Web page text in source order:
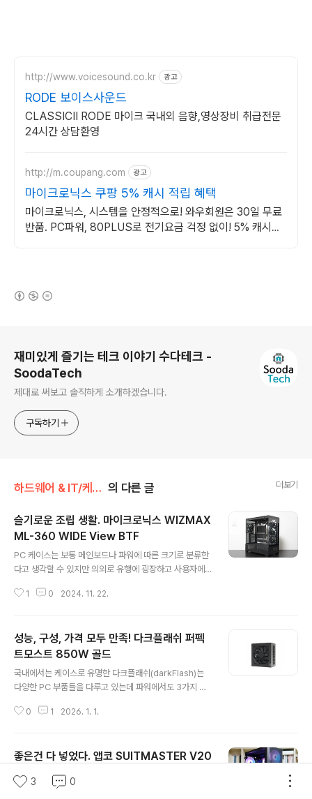
http://www.voicesound.co.kr 광고
RODE 보이스사운드
CLASSICII RODE 마이크 국내외 음향,영상장비 취급전문
24시간 상담환영
http://m.coupang.com 광고
마이크로닉스 쿠팡 5% 캐시 적립 혜택
마이크로닉스, 시스템을 안정적으로! 와우회원은 30일 무료
반품. PC파워, 80PLUS로 전기요금 걱정 없이! 5% 캐시적
재미있게 즐기는 테크 이야기 수다테크 -
SoodaTech
제대로 써보고 솔직하게 소개하겠습니다.
구독하기
하드웨어 & IT/케이스, 파워 의 다른 글 더보기
슬기로운 조립 생활. 마이크로닉스 WIZMAX
ML-360 WIDE View BTF
PC 케이스는 보통 메인보드나 파워에 따른 크기로 분류한
다고 생각할 수 있지만 의외로 유행에 굉장하고 사용자에
전부터는 어항 케이스라고 부르는 전면과 측면을 바로 확
케이스가 빠르게 유행이 되고 있습니다. BTF는 해당 규격
을 모두 만족하는 메인보드와 케이스를 같이 사용해야 하
지만 시스템 조립 난이도뿐 아니라 전체적인 퀄리티(완성
도)를 더욱 높일 수 있습니다. ML-360 WIDE View B
TF는 크기상 미들타워로 분류가 되지만 박스 크기가 제법
큰 편이라 처음에는 조금 놀랐습니다. (그만큼 케이스 크기
1 0 2024. 11. 22.
성능, 구성, 가격 모두 만족! 다크플래쉬 퍼펙
트모스트 850W 골드
국내에서는 케이스로 유명한 다크플래쉬(darkFlash)는
다양한 PC 부품들을 다루고 있는데 파워에서도 3가지 라
소개하는 퍼펙트모스트(PERFECTMOST)는 뛰어난 성
이 80Plus 골드, 풀 모듈러, ATX3.1, PCIe5.1을 지원하
겠습니다. 퍼펙트모스트 파워는 비닐로 전체 밀봉이 되어
0 1 2026. 1. 1.
좋은건 다 넣었다. 앱코 SUITMASTER V20
00 베놈 ARGB
CPU, RAM, VGA, SSD와 같은 부품들은 벤치마크나 테
3 0